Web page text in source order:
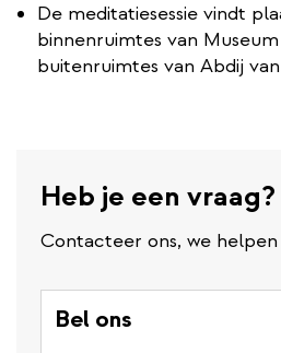
De meditatiesessie vindt
binnenruimtes van
buitenruimtes van Abdij
Heb je een vraag?
Contacteer ons, we
Bel ons